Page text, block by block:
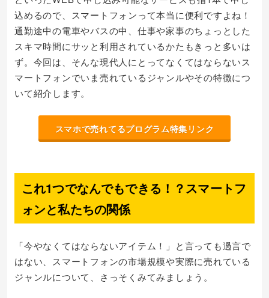
込めるので、スマートフォンって本当に便利ですよね！
通勤途中の電車やバスの中、仕事や家事のちょっとした
スキマ時間にサッと利用されているかたもきっと多いは
ず。今回は、そんな現代人にとってなくてはならないス
マートフォンでいま売れているジャンルやその特徴につ
いて紹介します。
スマホで売れてるプログラム特集リンク
これ1つでなんでもできる！？スマートフ
ォンと私たちの関係
「今やなくてはならないアイテム！」と言っても過言で
はない、スマートフォンの市場規模や実際に売れている
ジャンルについて、さっそくみてみましょう。